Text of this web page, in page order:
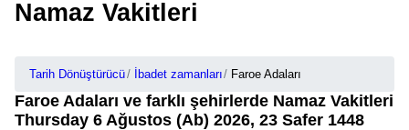
Namaz Vakitleri
Tarih Dönüştürücü İbadet zamanları Faroe Adaları
Faroe Adaları ve farklı şehirlerde Namaz Vakitleri
Thursday 6 Ağustos (Ab) 2026, 23 Safer 1448